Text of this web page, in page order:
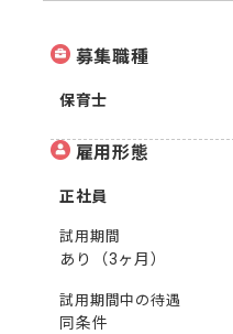
募集職種
保育士
雇用形態
正社員
試用期間
あり（3ヶ月）
試用期間中の待遇
同条件